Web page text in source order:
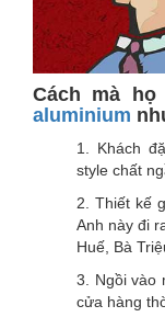
Cách mà
aluminium
1. Khách
style chất
2. Thiết kế
Anh này đi
Huế, Bà
3. Ngồi vào
cửa hàng